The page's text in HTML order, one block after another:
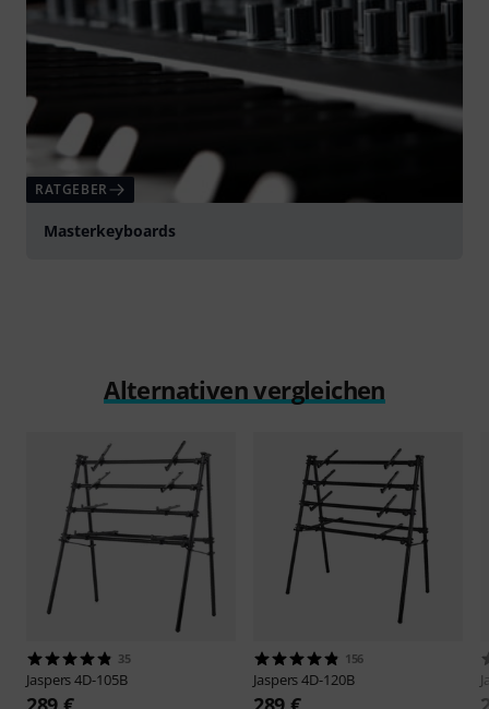
RATGEBER
Masterkeyboards
Alternativen vergleichen
35
Jaspers4D-105B
156
Jaspers4D-120B